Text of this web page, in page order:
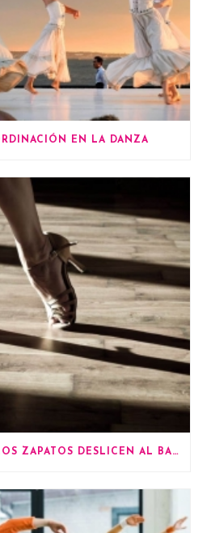
EN LA DANZA
TRUCOS PARA QUE LOS ZAPATOS DESLICEN AL BAILAR